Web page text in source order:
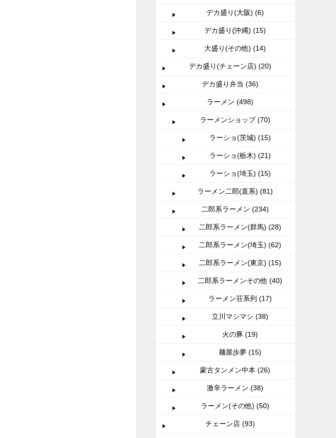
デカ盛り(大阪) (6)
デカ盛り(沖縄) (15)
大盛り(その他) (14)
デカ盛り(チェーン店) (20)
デカ盛り弁当 (36)
ラーメン (498)
ラーメンショップ (70)
ラーショ(茨城) (15)
ラーショ(栃木) (21)
ラーショ(埼玉) (15)
ラーメン二郎(直系) (81)
二郎系ラーメン (234)
二郎系ラーメン(群馬) (28)
二郎系ラーメン(埼玉) (62)
二郎系ラーメン(東京) (15)
二郎系ラーメンその他 (40)
ラーメン荘系列 (17)
立川マシマシ (38)
火の豚 (19)
麺屋歩夢 (15)
蒙古タンメン中本 (26)
激辛ラーメン (38)
ラーメン(その他) (50)
チェーン店 (93)